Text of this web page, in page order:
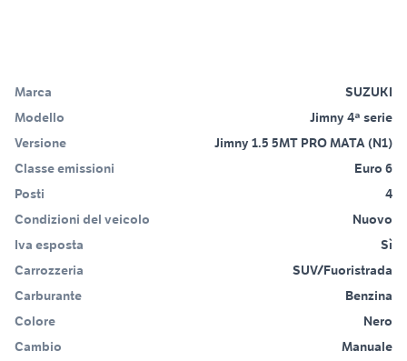
Marca
SUZUKI
Modello
Jimny 4ª serie
Versione
Jimny 1.5 5MT PRO MATA (N1)
Classe emissioni
Euro 6
Posti
4
Condizioni del veicolo
Nuovo
Iva esposta
Sì
Carrozzeria
SUV/Fuoristrada
Carburante
Benzina
Colore
Nero
Cambio
Manuale